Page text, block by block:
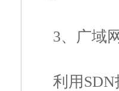
3、广域
利用SDN